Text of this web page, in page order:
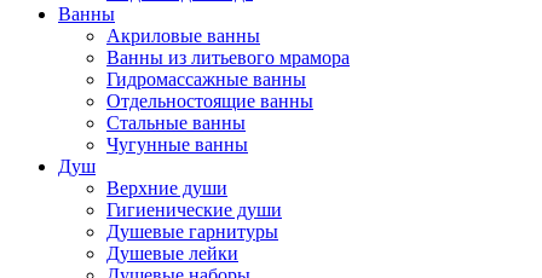
Ванны
Акриловые ванны
Ванны из литьевого мрамора
Гидромассажные ванны
Отдельностоящие ванны
Стальные ванны
Чугунные ванны
Душ
Верхние души
Гигиенические души
Душевые гарнитуры
Душевые лейки